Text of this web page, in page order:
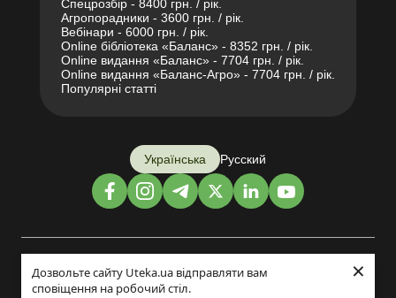
Дозвольте сайту Uteka.ua відправляти вам
сповіщення на робочий стіл.
×
Спецрозбір - 8400 грн. / рік.
Агропорадники - 3600 грн. / рік.
Вебінари - 6000 грн. / рік.
Online бібліотека «Баланс» - 8352 грн. / рік.
Online видання «Баланс» - 7704 грн. / рік.
Online видання «Баланс-Агро» - 7704 грн. / рік.
Популярні статті
Українська Русский
Дизайн і розробка: